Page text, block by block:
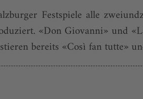
Festspiele alle
«Don Giovanni» und
be­reits «Così fan tutte»